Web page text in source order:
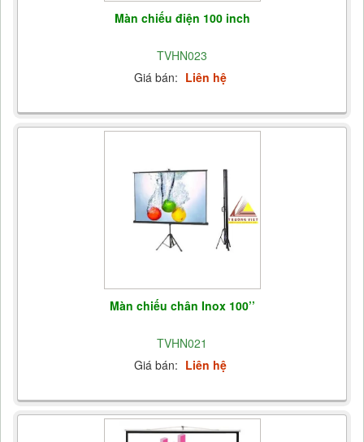
Màn chiếu điện 100 inch
TVHN023
Giá bán: Liên hệ
Màn chiếu chân Inox 100’’
TVHN021
Giá bán: Liên hệ